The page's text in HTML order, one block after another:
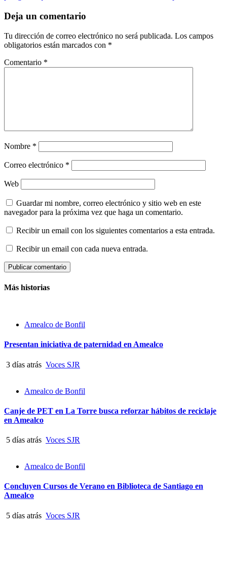
Deja un comentario
Tu dirección de correo electrónico no será publicada. Los campos
obligatorios están marcados con *
Comentario *
Nombre *
Correo electrónico *
Web
Guardar mi nombre, correo electrónico y sitio web en este
navegador para la próxima vez que haga un comentario.
Recibir un email con los siguientes comentarios a esta entrada.
Recibir un email con cada nueva entrada.
Más historias
Amealco de Bonfil
Presentan iniciativa de paternidad en Amealco
3 días atrás Voces SJR
Amealco de Bonfil
Canje de PET en La Torre busca reforzar hábitos de reciclaje
en Amealco
5 días atrás Voces SJR
Amealco de Bonfil
Concluyen Cursos de Verano en Biblioteca de Santiago en
Amealco
5 días atrás Voces SJR